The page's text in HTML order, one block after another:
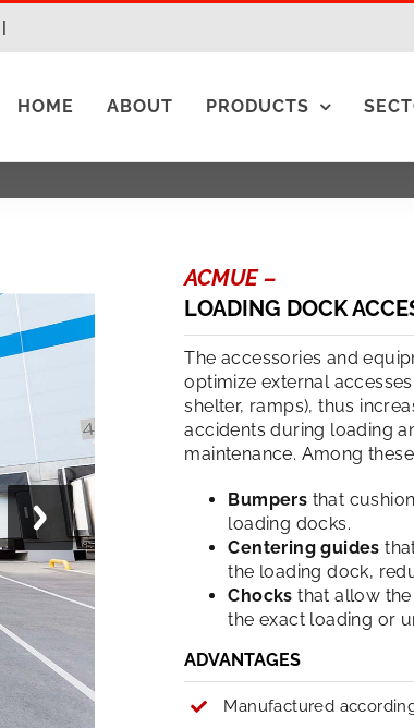
HOME ABOUT PRODUCTS
ACMUE –
LOADING DOCK
The accessories and
optimize external
shelter, ramps), thus
accidents during loading
maintenance. Among
Bumpers that
loading docks.
Centering guides
the loading dock,
Chocks that allow
the exact loading or
ADVANTAGES
Manufactured